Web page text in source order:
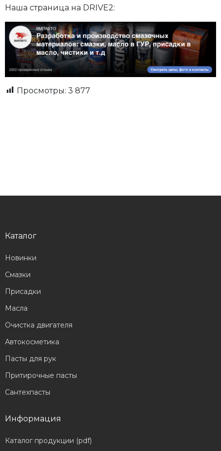
Наша страница на DRIVE2:
Просмотры: 3 877
Каталог
Новинки
Смазки
Присадки
Масла
Очистка двигателя
Автокосметика
Пасты для рук
Притирочные пасты
Сантехпасты
Информация
Каталог продукции (pdf)